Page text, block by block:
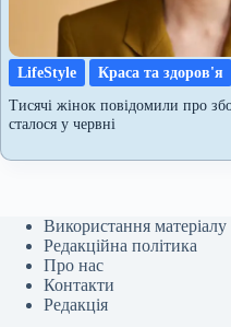
LifeStyle
Краса та здоров'я
Тисячі жінок повідомили про
сталося у червні
Використання матеріалу
Редакційна політика
Про нас
Контакти
Редакція